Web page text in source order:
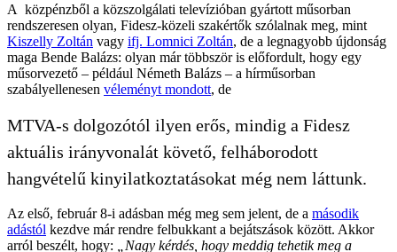
A közpénzből a közszolgálati televízióban gyártott műsorban
rendszeresen olyan, Fidesz-közeli szakértők szólalnak meg, mint
Kiszelly Zoltán vagy ifj. Lomnici Zoltán, de a legnagyobb újdonság
maga Bende Balázs: olyan már többször is előfordult, hogy egy
műsorvezető – például Németh Balázs – a hírműsorban
szabályellenesen véleményt mondott, de
MTVA-s dolgozótól ilyen erős, mindig a Fidesz
aktuális irányvonalát követő, felháborodott
hangvételű kinyilatkoztatásokat még nem láttunk.
Az első, február 8-i adásban még meg sem jelent, de a második
adástól kezdve már rendre felbukkant a bejátszások között. Akkor
arról beszélt, hogy:
„Nagy kérdés, hogy meddig tehetik meg a